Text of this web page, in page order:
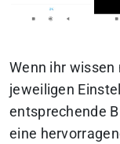
Wenn ihr
jeweiligen
entsprechende
eine